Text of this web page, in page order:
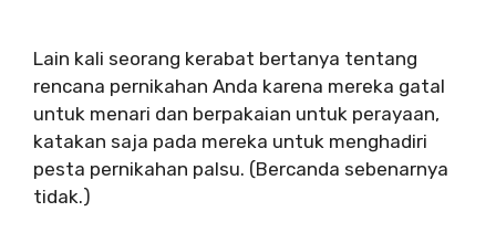
Lain kali seorang kerabat bertanya tentang
rencana pernikahan Anda karena mereka gatal
untuk menari dan berpakaian untuk perayaan,
katakan saja pada mereka untuk menghadiri
pesta pernikahan palsu. (Bercanda sebenarnya
tidak.)